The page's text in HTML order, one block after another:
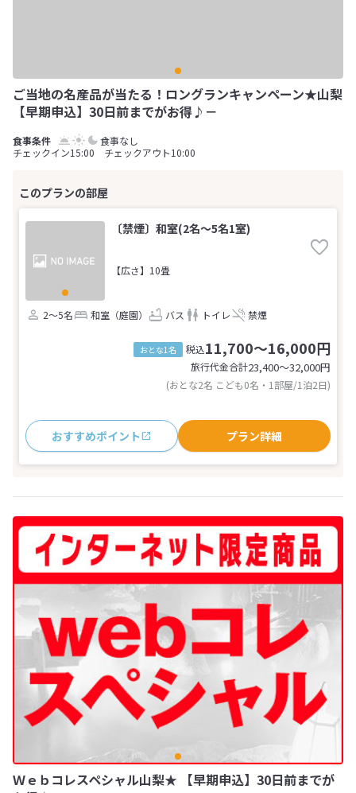
ご当地の名産品が当たる！ロングランキャンペーン★山梨
【早期申込】30日前までがお得♪－
食事なし
チェックイン15:00 チェックアウト10:00
〔禁煙〕和室(2名～5名1室)
【広さ】10畳
2～5名 和室（庭園） バス トイレ 禁煙
おとな1名 税込11,700～16,000円
旅行代金合計23,400〜32,000円
(おとな2名 こども0名・1部屋/1泊2日)
おすすめポイント プラン詳細
Ｗｅｂコレスペシャル山梨★ 【早期申込】30日前までが